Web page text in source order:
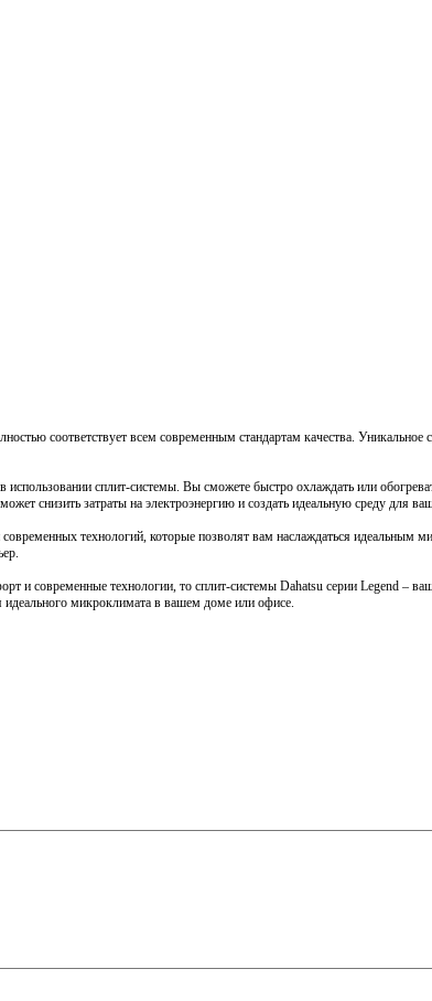
соответствует всем современным стандартам качества.
сплит-системы. Вы сможете быстро охлаждать или
снизить затраты на электроэнергию и создать идеальную среду для
современных технологий, которые позволят вам наслаждаться
и современные технологии, то сплит-системы Dahatsu серии Legend
идеального микроклимата в вашем доме или офисе.